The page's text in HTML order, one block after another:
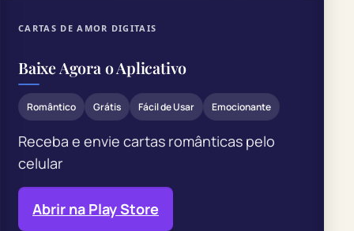
CARTAS DE AMOR DIGITAIS
Baixe Agora o Aplicativo
Romântico Grátis Fácil de Usar Emocionante
Receba e envie cartas românticas pelo
celular
Abrir na Play Store